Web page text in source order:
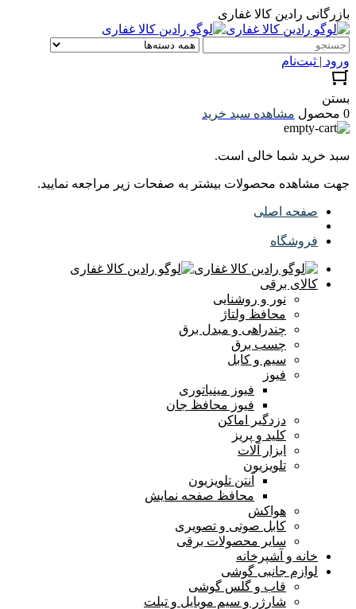
بازرگانی رادین کالا غفاری
ورود | ثبت‌نام
بستن
0 محصول
مشاهده سبد خرید
سبد خرید شما خالی است.
جهت مشاهده محصولات بیشتر به صفحات زیر مراجعه نمایید.
صفحه اصلی
فروشگاه
کالای برقی
نور و روشنایی
محافظ ولتاژ
چندراهی و مبدل برق
چسب برق
سیم و کابل
فیوز
فیوز مینیاتوری
فیوز محافظ جان
دزدگیر اماکن
کلید و پریز
ابزار آلات
تلویزیون
آنتن تلویزیون
محافظ صفحه نمایش
هواکش
کابل صوتی و تصویری
سایر محصولات برقی
خانه و آشپرخانه
لوازم جانبی گوشی
قاب و گلس گوشی
شارژر و سیم موبایل و تبلت